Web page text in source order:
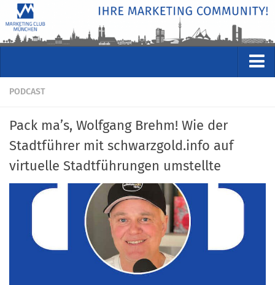
VERANSTALTUNGEN
Rückblicke
Veranstaltungsformate
STUDIO
ÜBER
Clubführung
PODCAST
Pack ma’s, Wolfgang Brehm! Wie der
Stadtführer mit schwarzgold.info auf
virtuelle Stadtführungen umstellte